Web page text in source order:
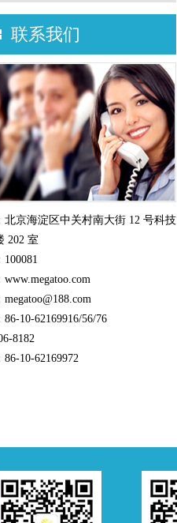
联系我们
北京海淀区中关村南大街 12 号科技
202 室
100081
www.megatoo.com
megatoo@188.com
86-10-62169916/56/76
8182
86-10-62169972